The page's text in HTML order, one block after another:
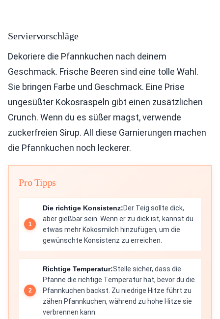
Serviervorschläge
Dekoriere die Pfannkuchen nach deinem
Geschmack. Frische Beeren sind eine tolle Wahl.
Sie bringen Farbe und Geschmack. Eine Prise
ungesüßter Kokosraspeln gibt einen zusätzlichen
Crunch. Wenn du es süßer magst, verwende
zuckerfreien Sirup. All diese Garnierungen machen
die Pfannkuchen noch leckerer.
Pro Tipps
Die richtige Konsistenz:Der Teig sollte dick,
aber gießbar sein. Wenn er zu dick ist, kannst du
etwas mehr Kokosmilch hinzufügen, um die
gewünschte Konsistenz zu erreichen.
Richtige Temperatur:Stelle sicher, dass die
Pfanne die richtige Temperatur hat, bevor du die
Pfannkuchen backst. Zu niedrige Hitze führt zu
zähen Pfannkuchen, während zu hohe Hitze sie
verbrennen kann.